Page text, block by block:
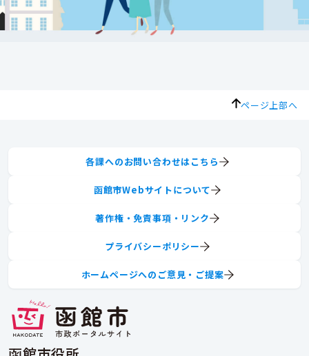
ページ上部へ
各課へのお問い合わせはこちら
函館市Webサイトについて
著作権・免責事項・リンク
プライバシーポリシー
ホームページへのご意見・ご提案